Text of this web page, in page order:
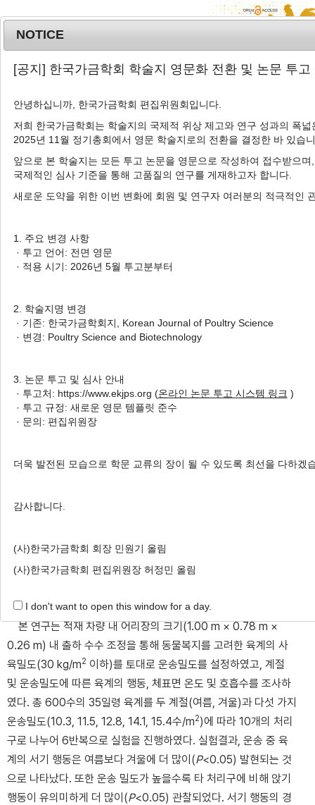
T
o
e
n
a
MENU
Korean J. Poult. Sci. 2023;
50(4 ):293-301
pISSN: 1225-6625, eISSN: 2287-5387
Article
동물복지를 고려한 육계 운송 시 운송 밀도
가
이제석1 * , 유명환1 * ,샨란디마 나와라트너
Effect of Crating Density and
Weather in Transit on Behavior,
Surface Temperature, and
Considering Animal Welfare
Jeseok Lee1,* , Myunghwan Yu
Nawarathne1 ,
Received:Nov 27, 2023
Published Online: Dec 31, 2023
적 요
본 연구는 적재 차량 내 어리장의 크기(1.00 m × 0.78 m ×
0.26 m) 내 출하 수수 조정을 통해 동물복지를 고려한 육계의 사
육밀도(30 kg/m2 이하)를 토대로 운송밀도를 설정하였고, 계절
및 운송밀도에 따른 육계의 행동, 체표면 온도 및 호흡수를 조사하
였다. 총 600수의 35일령 육계를 두 계절(여름, 겨울)과 다섯 가지
운송밀도(10.3, 11.5, 12.8, 14.1, 15.4수/m2)에 따라 10개의 처리
구로 나누어 6반복으로 실험을 진행하였다. 실험결과, 운송 중 육
계의 서기 행동은 여름보다 겨울에 더 많이(P<0.05) 발현되는 것
으로 나타났다. 또한 운송 밀도가 높을수록 타 처리구에 비해 앉기
행동이 유의미하게 더 많이(P<0.05) 관찰되었다. 서기 행동의 경
NOTICE
[공지] 한국가금학회 학술지 영문화 전환 및 논문 투고
안녕하십니까, 한국가금학회 편집위원회입니다.
저희 한국가금학회는 학술지의 국제적 위상 제고와 연구 성과의 폭넓
2025년 11월 정기총회에서 영문 학술지로의 전환을 결정한 바 있습
앞으로 본 학술지는 모든 투고 논문을 영문으로 작성하여 접수받으며,
국제적인 심사 기준을 통해 고품질의 연구를 게재하고자 합니다.
새로운 도약을 위한 이번 변화에 회원 및 연구자 여러분의 적극적인
1. 주요 변경 사항
· 투고 언어: 전면 영문
· 적용 시기: 2026년 5월 투고분부터
2. 학술지명 변경
· 기존: 한국가금학회지, Korean Journal of Poultry Science
· 변경: Poultry Science and Biotechnology
3. 논문 투고 및 심사 안내
· 투고처: https://www.ekjps.org (온라인 논문 투고 시스템 링크 )
· 투고 규정: 새로운 영문 템플릿 준수
· 문의: 편집위원장
더욱 발전된 모습으로 학문 교류의 장이 될 수 있도록 최선을 다하겠
감사합니다.
(사)한국가금학회 회장 민원기 올림
(사)한국가금학회 편집위원장 허정민 올림
I don't want to open this window for a day.